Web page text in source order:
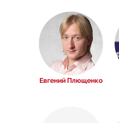
Евгений Плющенко